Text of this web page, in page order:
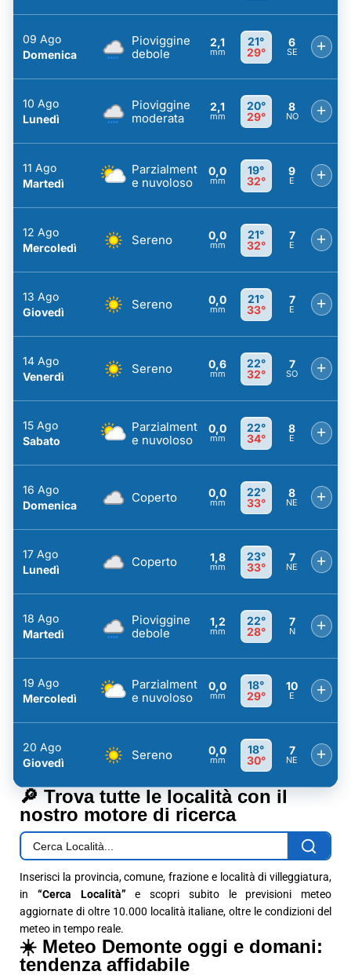
09 Ago
Domenica
Pioviggine
debole
2,1
mm
21°
29°
6
SE +
10 Ago
Lunedì
Pioviggine
moderata
2,1
mm
20°
29°
8
NO +
11 Ago
Martedì
Parzialment
e nuvoloso
0,0
mm
19°
32°
9
E +
12 Ago
Mercoledì
Sereno 0,0
mm
21°
32°
7
E +
13 Ago
Giovedì
Sereno 0,0
mm
21°
33°
7
E +
14 Ago
Venerdì
Sereno 0,6
mm
22°
32°
7
SO +
15 Ago
Sabato
Parzialment
e nuvoloso
0,0
mm
22°
34°
8
E +
16 Ago
Domenica
Coperto 0,0
mm
22°
33°
8
NE +
17 Ago
Lunedì
Coperto 1,8
mm
23°
33°
7
NE +
18 Ago
Martedì
Pioviggine
debole
1,2
mm
22°
28°
7
N +
19 Ago
Mercoledì
Parzialment
e nuvoloso
0,0
mm
18°
29°
10
E +
20 Ago
Giovedì
Sereno 0,0
mm
18°
30°
7
NE +
🔎 Trova tutte le località con il
nostro motore di ricerca
Inserisci la provincia, comune, frazione e località di villeggiatura,
in “Cerca Località” e scopri subito le previsioni meteo
aggiornate di oltre 10.000 località italiane, oltre le condizioni del
meteo in tempo reale.
☀️ Meteo Demonte oggi e domani:
tendenza affidabile